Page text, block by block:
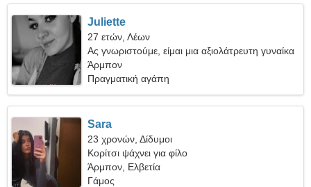
Juliette
27 ετών, Λέων
Ας γνωριστούμε, είμαι μια αξιολάτρευτη γυναίκα
Άρμπον
Πραγματική αγάπη
Sara
23 χρονών, Δίδυμοι
Κορίτσι ψάχνει για φίλο
Άρμπον, Ελβετία
Γάμος